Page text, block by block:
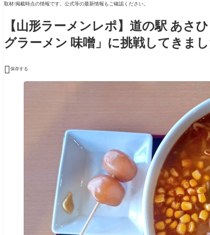
取材/掲載時点の情報です。公式等の最新情報もご確認ください。
【山形ラーメンレポ】道の駅 あさ
グラーメン 味噌」に挑戦してきまし
 保存する